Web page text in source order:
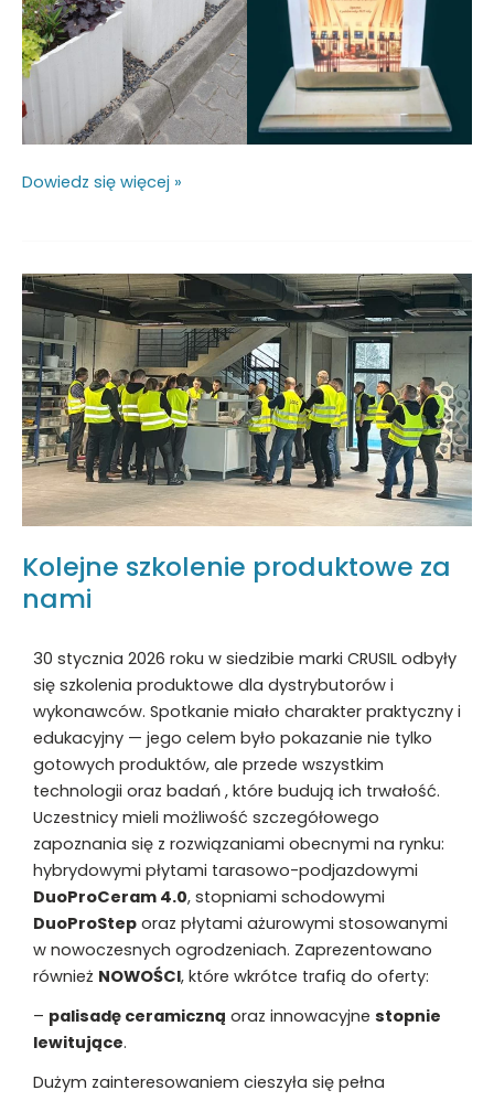
Dowiedz się więcej »
Kolejne szkolenie produktowe za
nami
30 stycznia 2026 roku w siedzibie marki CRUSIL odbyły
się szkolenia produktowe dla dystrybutorów i
wykonawców. Spotkanie miało charakter praktyczny i
edukacyjny — jego celem było pokazanie nie tylko
gotowych produktów, ale przede wszystkim
technologii oraz badań , które budują ich trwałość.
Uczestnicy mieli możliwość szczegółowego
zapoznania się z rozwiązaniami obecnymi na rynku:
hybrydowymi płytami tarasowo-podjazdowymi
DuoProCeram 4.0, stopniami schodowymi
DuoProStep oraz płytami ażurowymi stosowanymi
w nowoczesnych ogrodzeniach. Zaprezentowano
również NOWOŚCI, które wkrótce trafią do oferty:
– palisadę ceramiczną oraz innowacyjne stopnie
lewitujące.
Dużym zainteresowaniem cieszyła się pełna
Kolejne
szkolenie
produktowe
za
nami